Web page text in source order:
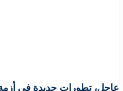
عاجل، تطورات جديدة في أزمة